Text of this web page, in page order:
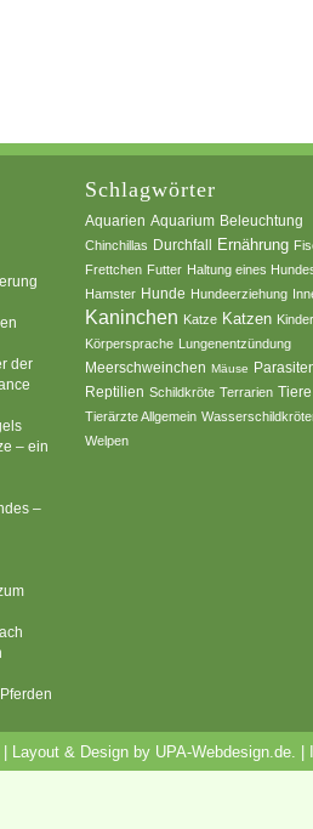
der
– ein
–
Schlagwörter
Aquarien Aquarium Beleuchtung
Chinchillas Durchfall Ernährung
Frettchen Futter Haltung eines
Hamster Hunde Hundeerziehung
Kaninchen Katze Katzen
Körpersprache Lungenentzündung
Meerschweinchen Mäuse
Reptilien Schildkröte Terrarien Tiere
Tierärzte Allgemein
Welpen
Layout & Design by UPA-Webdesign.de.